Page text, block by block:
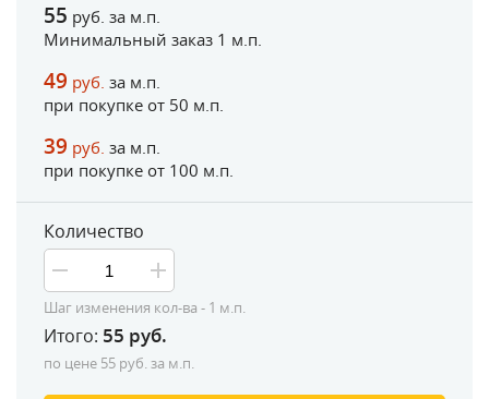
55 руб. за м.п.
Минимальный заказ 1 м.п.
49 руб. за м.п.
при покупке от 50 м.п.
39 руб. за м.п.
при покупке от 100 м.п.
Количество
Шаг изменения кол-ва - 1 м.п.
Итого: 55 руб.
по цене 55 руб. за м.п.